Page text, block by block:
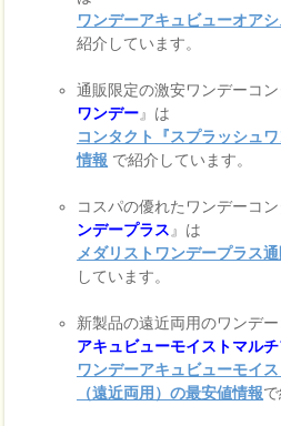
ワンデーアキュビューオア
紹介しています。
通販限定の激安ワンデーコ
ワンデー』は
コンタクト『スプラッシュ
情報 で紹介しています。
コスパの優れたワンデーコ
ンデープラス 』は
メダリストワンデープラス
しています。
新製品の遠近両用のワンデ
アキュビューモイストマル
ワンデーアキュビューモイ
（遠近両用）の最安値情報